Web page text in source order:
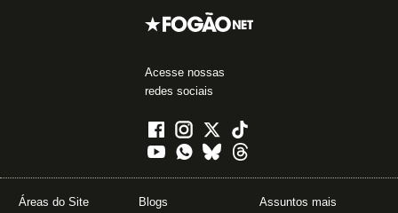
Acesse nossas
redes sociais
Áreas do Site Blogs
Assuntos mais